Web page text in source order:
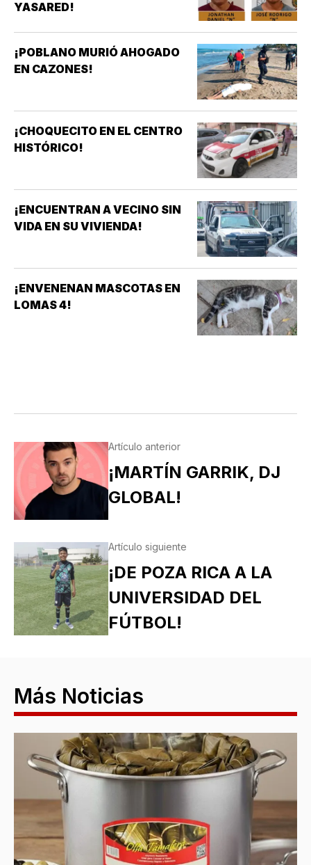
YASARED!
¡POBLANO MURIÓ AHOGADO
EN CAZONES!
¡CHOQUECITO EN EL CENTRO
HISTÓRICO!
¡ENCUENTRAN A VECINO SIN
VIDA EN SU VIVIENDA!
¡ENVENENAN MASCOTAS EN
LOMAS 4!
Artículo anterior
¡MARTÍN GARRIK, DJ
GLOBAL!
Artículo siguiente
¡DE POZA RICA A LA
UNIVERSIDAD DEL
FÚTBOL!
Más Noticias